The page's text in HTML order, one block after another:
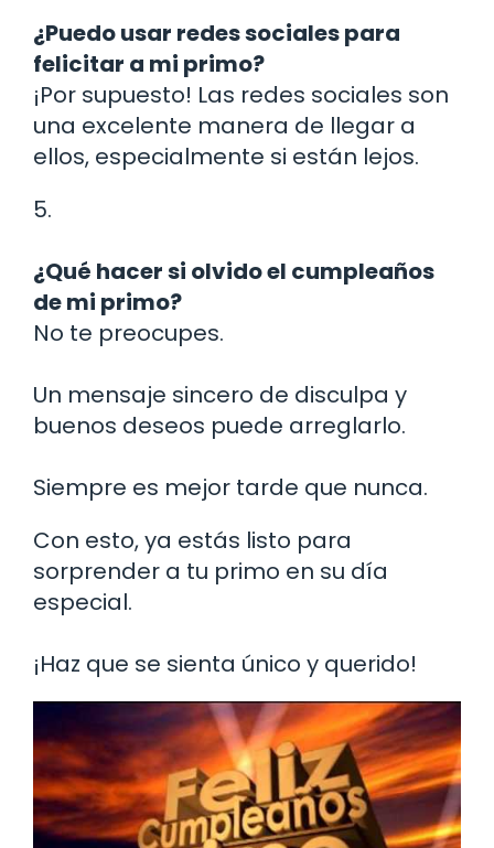
¿Puedo usar redes sociales para
felicitar a mi primo?
¡Por supuesto! Las redes sociales son
una excelente manera de llegar a
ellos, especialmente si están lejos.
5.
¿Qué hacer si olvido el cumpleaños
de mi primo?
No te preocupes.
Un mensaje sincero de disculpa y
buenos deseos puede arreglarlo.
Siempre es mejor tarde que nunca.
Con esto, ya estás listo para
sorprender a tu primo en su día
especial.
¡Haz que se sienta único y querido!